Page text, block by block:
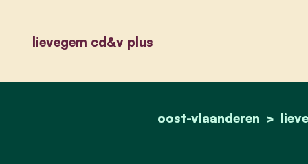
lievegem cd&v plus
oost-vlaanderen